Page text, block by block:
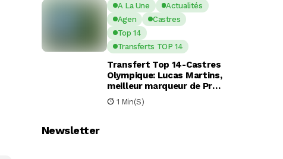
A La Une
Actualités
Agen
Castres
Top 14
Transferts TOP 14
Transfert Top 14-Castres
Olympique: Lucas Martins,
meilleur marqueur de Pro
D2, en route pour Castres
?
1 Min(s)
Newsletter